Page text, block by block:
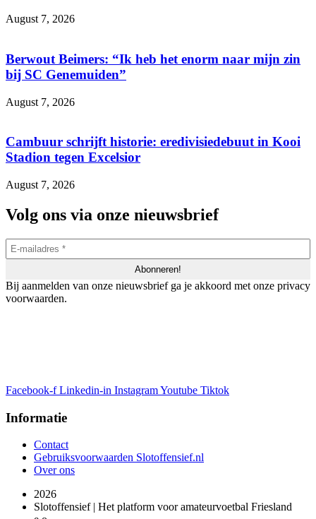
August 7, 2026
Berwout Beimers: “Ik heb het enorm naar mijn zin
bij SC Genemuiden”
August 7, 2026
Cambuur schrijft historie: eredivisiedebuut in Kooi
Stadion tegen Excelsior
August 7, 2026
Volg ons via onze nieuwsbrief
Bij aanmelden van onze nieuwsbrief ga je akkoord met onze privacy
voorwaarden.
Facebook-f Linkedin-in InstagramYoutube Tiktok
Informatie
Contact
Gebruiksvoorwaarden Slotoffensief.nl
Over ons
2026
Slotoffensief | Het platform voor amateurvoetbal Friesland